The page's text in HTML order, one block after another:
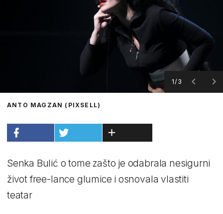
1/3
ANTO MAGZAN (PIXSELL)
Senka Bulić o tome zašto je odabrala nesigurni
život free-lance glumice i osnovala vlastiti
teatar